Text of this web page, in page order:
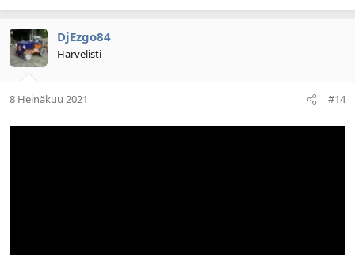
DjEzgo84
Härvelisti
8 Heinäkuu 2021 #14